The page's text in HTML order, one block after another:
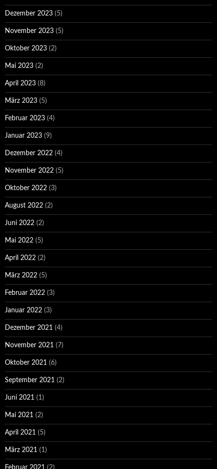
Dezember 2023 (5)
November 2023 (5)
Oktober 2023 (2)
Mai 2023 (2)
April 2023 (8)
März 2023 (5)
Februar 2023 (4)
Januar 2023 (9)
Dezember 2022 (4)
November 2022 (5)
Oktober 2022 (3)
August 2022 (2)
Juni 2022 (2)
Mai 2022 (5)
April 2022 (2)
März 2022 (5)
Februar 2022 (3)
Januar 2022 (3)
Dezember 2021 (4)
November 2021 (7)
Oktober 2021 (6)
September 2021 (2)
Juni 2021 (1)
Mai 2021 (2)
April 2021 (5)
März 2021 (1)
Februar 2021 (2)